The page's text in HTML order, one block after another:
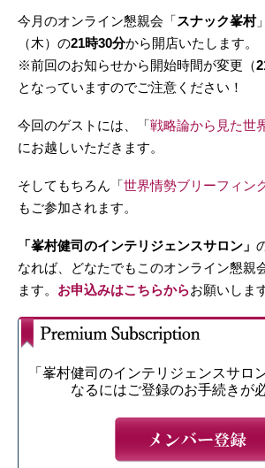
今月のオンライン懇親会「スナック峯村
（木）の21時30分から開店いたします。
※前回のお知らせから開始時間が変更（
となっていますのでご注意ください！
今回のゲストには、「戦略論から見た世
にお越しいただきます。
そしてもちろん「世界情勢ブリーフィン
もご参加されます。
「峯村健司のインテリジェンスサロン」
なれば、どなたでもこのオンライン懇親
ます。 お申込みはこちらからお願いしま
「峯村健司のインテリジェンスサロ
なるにはご登録のお手続きが